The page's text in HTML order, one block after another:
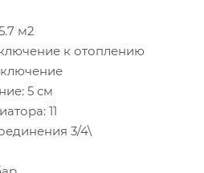
м2
к отоплению
5 см
11
3/4\